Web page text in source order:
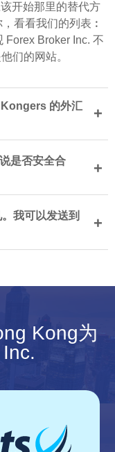
开始那里的替代方
看看我们的列表︰
Forex Broker Inc. 不
们的网站。
的外汇
+
是否安全合
+
我可以发送到
+
Kong为